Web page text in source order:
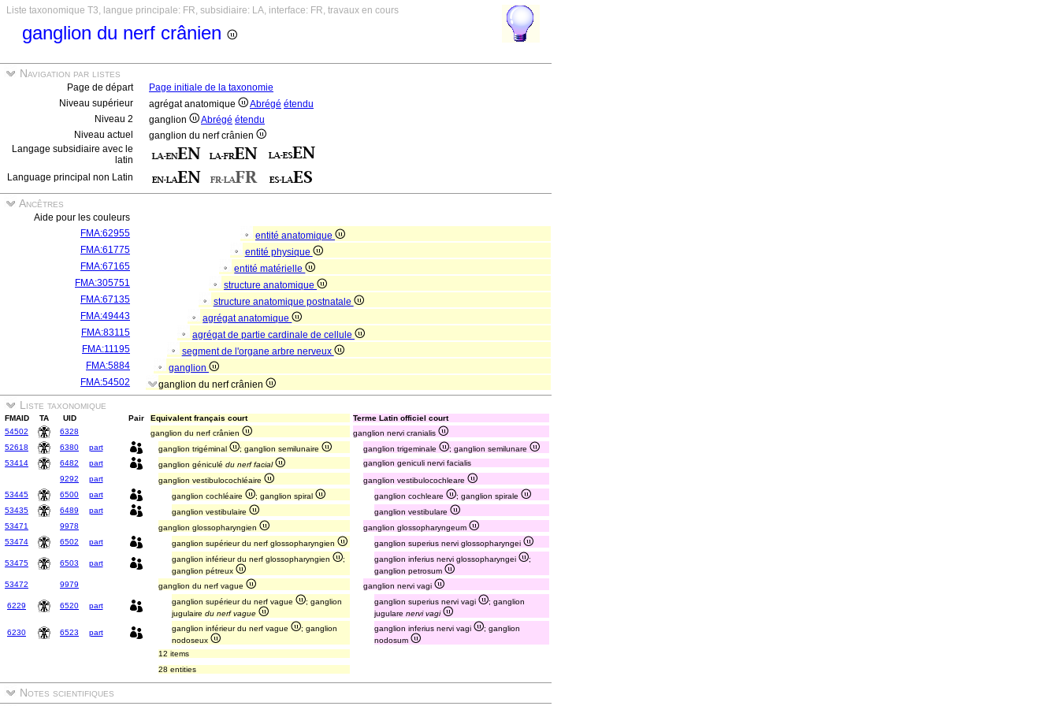
Liste taxonomique T3, langue principale: FR, subsidiaire: LA, interface: FR, travaux en cours
ganglion du nerf crânien
Navigation par listes
Page de départ
Page initiale de la taxonomie
Niveau supérieur
agrégat anatomique Abrégé étendu
Niveau 2
ganglion Abrégé étendu
Niveau actuel
ganglion du nerf crânien
Langage subsidiaire avec le
latin
Language principal non Latin
Ancêtres
Aide pour les couleurs
FMA:62955
entité anatomique
FMA:61775
entité physique
FMA:67165
entité matérielle
FMA:305751
structure anatomique
FMA:67135
structure anatomique postnatale
FMA:49443
agrégat anatomique
FMA:83115
agrégat de partie cardinale de cellule
FMA:11195
segment de l'organe arbre nerveux
FMA:5884
ganglion
FMA:54502
ganglion du nerf crânien
Liste taxonomique
FMAID TA UID Pair Equivalent français court
Terme Latin officiel court
54502
6328 ganglion du nerf crânien
ganglion nervi cranialis
52618
6380 part ganglion trigéminal ; ganglion semilunaire ganglion trigeminale
; ganglion semilunare
53414
6482 part ganglion géniculé du nerf facial
ganglion geniculi nervi facialis
9292
part ganglion vestibulocochléaire
ganglion vestibulocochleare
53445
6500 part ganglion cochléaire ; ganglion spiral ganglion cochleare
; ganglion spirale
53435
6489 part ganglion vestibulaire
ganglion vestibulare
53471
9978 ganglion glossopharyngien
ganglion glossopharyngeum
53474
6502 part ganglion supérieur du nerf glossopharyngien ganglion superius nervi glossopharyngei
53475 6503 part ganglion inférieur du nerf glossopharyngien
;
ganglion pétreux
ganglion inferius nervi glossopharyngei
;
ganglion petrosum
53472
9979 ganglion du nerf vague ganglion nervi vagi
6229 6520 part ganglion supérieur du nerf vague
; ganglion
jugulaire du nerf vague
ganglion superius nervi vagi
; ganglion
jugulare nervi vagi
6230 6523 part ganglion inférieur du nerf vague
; ganglion
nodoseux
ganglion inferius nervi vagi
; ganglion
nodosum
12 items
28 entities
Notes scientifiques